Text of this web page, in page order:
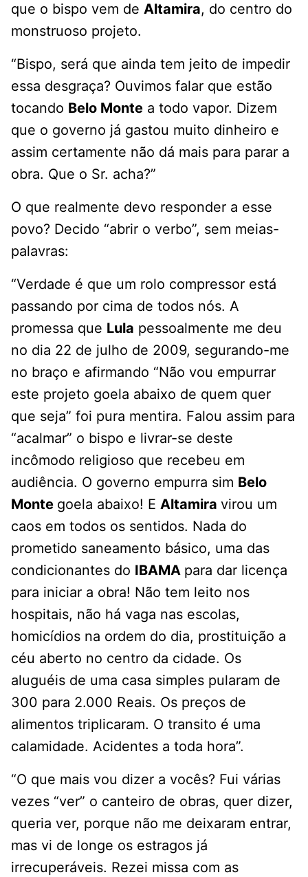
que o bispo vem de Altamira, do centro do
monstruoso projeto.
“Bispo, será que ainda tem jeito de impedir
essa desgraça? Ouvimos falar que estão
tocando Belo Monte a todo vapor. Dizem
que o governo já gastou muito dinheiro e
assim certamente não dá mais para parar a
obra. Que o Sr. acha?”
O que realmente devo responder a esse
povo? Decido “abrir o verbo”, sem meias-
palavras:
“Verdade é que um rolo compressor está
passando por cima de todos nós. A
promessa que Lula pessoalmente me deu
no dia 22 de julho de 2009, segurando-me
no braço e afirmando “Não vou empurrar
este projeto goela abaixo de quem quer
que seja” foi pura mentira. Falou assim para
“acalmar” o bispo e livrar-se deste
incômodo religioso que recebeu em
audiência. O governo empurra sim Belo
Monte goela abaixo! E Altamira virou um
caos em todos os sentidos. Nada do
prometido saneamento básico, uma das
condicionantes do IBAMA para dar licença
para iniciar a obra! Não tem leito nos
hospitais, não há vaga nas escolas,
homicídios na ordem do dia, prostituição a
céu aberto no centro da cidade. Os
aluguéis de uma casa simples pularam de
300 para 2.000 Reais. Os preços de
alimentos triplicaram. O transito é uma
calamidade. Acidentes a toda hora”.
“O que mais vou dizer a vocês? Fui várias
vezes “ver” o canteiro de obras, quer dizer,
queria ver, porque não me deixaram entrar,
mas vi de longe os estragos já
irrecuperáveis. Rezei missa com as